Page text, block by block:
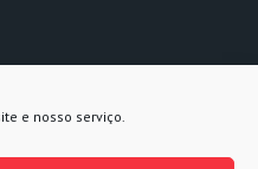
e nosso serviço.